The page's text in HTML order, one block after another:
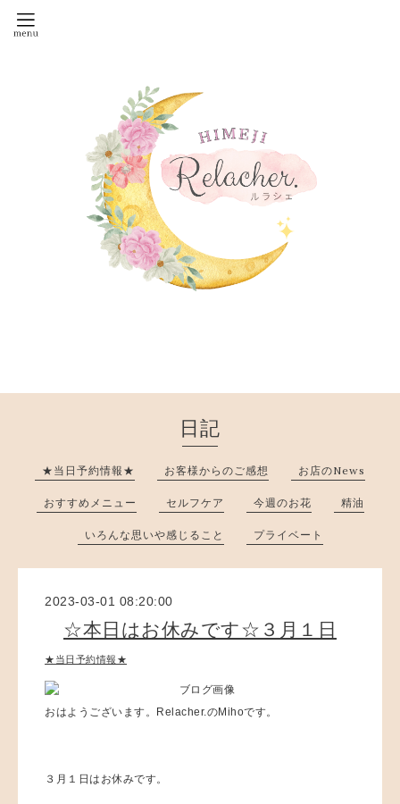
日記
★当日予約情報★ お客様からのご感想 お店のNews
おすすめメニュー セルフケア 今週のお花 精油
いろんな思いや感じること プライベート
2023-03-01 08:20:00
☆本日はお休みです☆３月１日
★当日予約情報★
おはようございます。Relacher.のMihoです。
３月１日はお休みです。